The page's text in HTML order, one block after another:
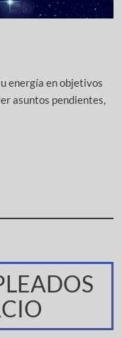
energía en objetivos
asuntos pendientes,